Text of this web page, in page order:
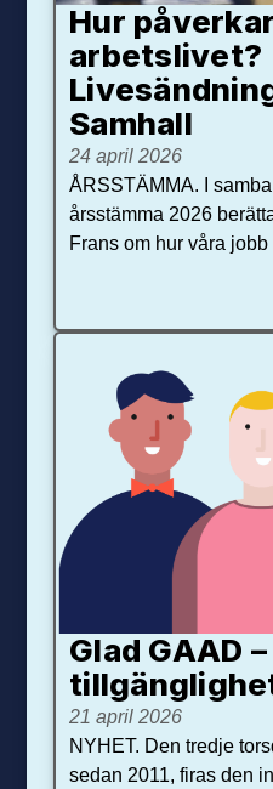
Hur
arbetslivet?
Samhall
24 april 2026
ÅRSSTÄMMA. I
årsstämma 2026
Frans om hur våra
Glad GAAD
21 april 2026
NYHET. Den tredje
sedan 2011, firas den